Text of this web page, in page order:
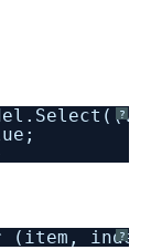
?
?
(item,